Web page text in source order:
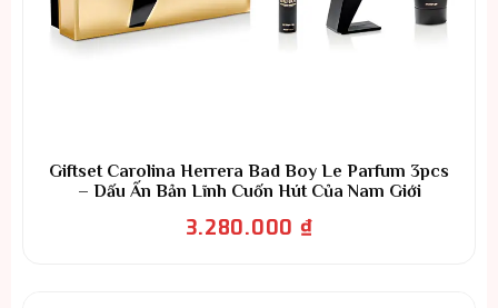
Giftset Carolina Herrera Bad Boy Le Parfum 3pcs
– Dấu Ấn Bản Lĩnh Cuốn Hút Của Nam Giới
3.280.000 ₫